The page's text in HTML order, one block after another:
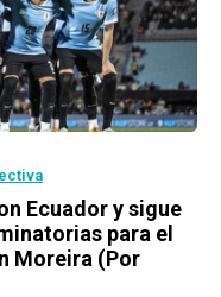
Ecuador y sigue
para el
Moreira (Por